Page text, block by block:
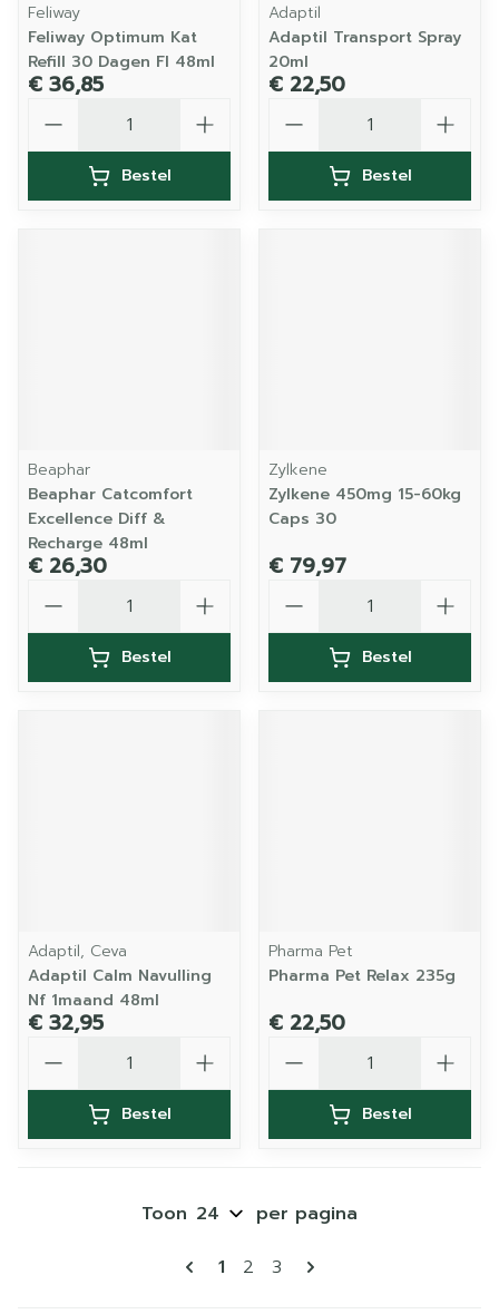
Feliway
Feliway Optimum Kat
Refill 30 Dagen Fl 48ml
€ 36,85
Bestel
Adaptil
Adaptil Transport Spray
20ml
€ 22,50
Bestel
Beaphar
Beaphar Catcomfort
Excellence Diff &
Recharge 48ml
€ 26,30
Bestel
Zylkene
Zylkene 450mg 15-60kg
Caps 30
€ 79,97
Bestel
Adaptil, Ceva
Adaptil Calm Navulling
Nf 1maand 48ml
€ 32,95
Bestel
Pharma Pet
Pharma Pet Relax 235g
€ 22,50
Bestel
Pagina's
U lees momenteel pagina
1 Pagina
2 Pagina
3
Toon per pagina